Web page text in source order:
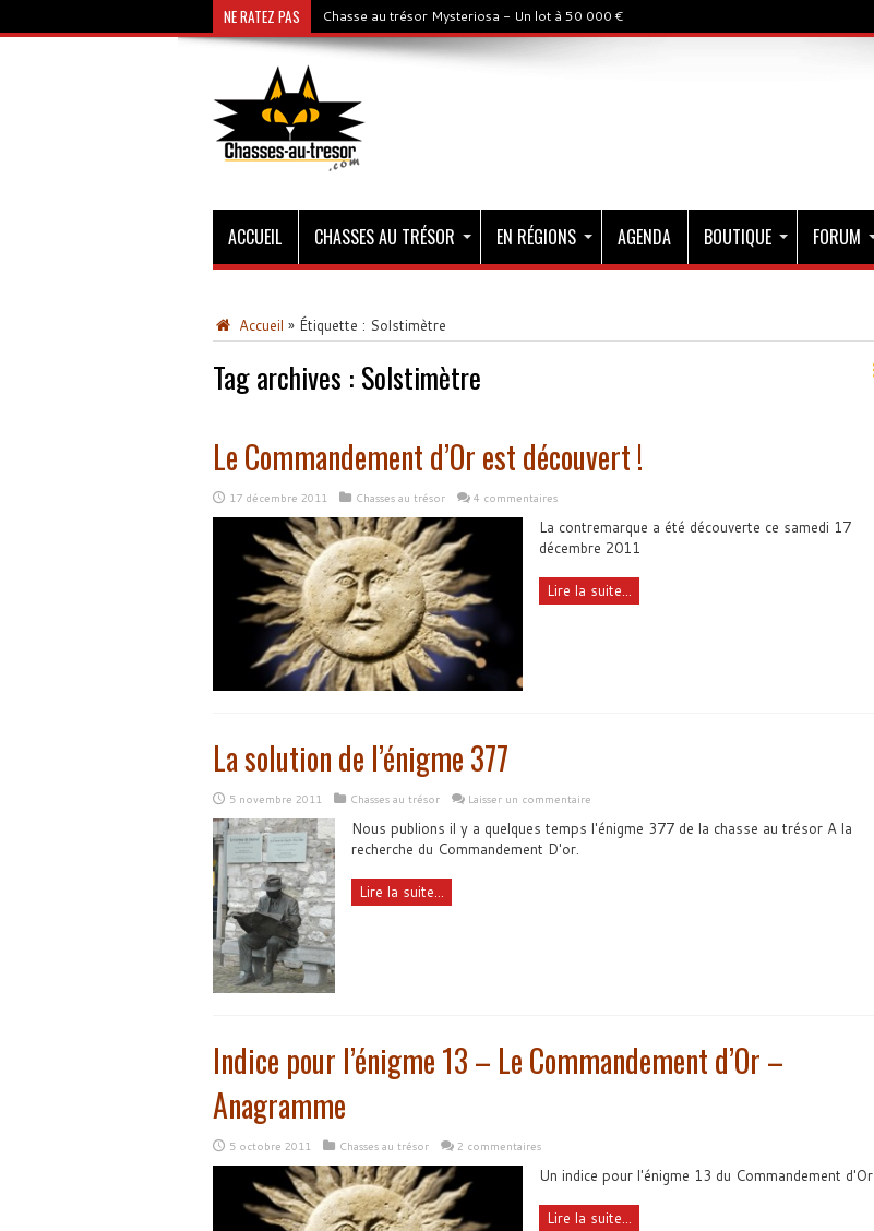
NE RATEZ PAS Chasse au trésor Mysteriosa - Un lot à 50 000 €
ACCUEIL CHASSES AU TRÉSOR EN RÉGIONS AGENDA BOUTIQUE FORUM
Accueil » Étiquette : Solstimètre
Tag archives : Solstimètre
Le Commandement d’Or est découvert !
17 décembre 2011 Chasses au trésor 4 commentaires
La contremarque a été découverte ce samedi 17
décembre 2011
Lire la suite...
La solution de l’énigme 377
5 novembre 2011 Chasses au trésor Laisser un commentaire
Nous publions il y a quelques temps l'énigme 377 de la chasse au trésor A la
recherche du Commandement D'or.
Lire la suite...
Indice pour l’énigme 13 – Le Commandement d’Or –
Anagramme
5 octobre 2011 Chasses au trésor 2 commentaires
Un indice pour l'énigme 13 du Commandement d'Or
Lire la suite...